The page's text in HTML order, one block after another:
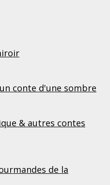
conte d'une sombre
& autres contes
de la